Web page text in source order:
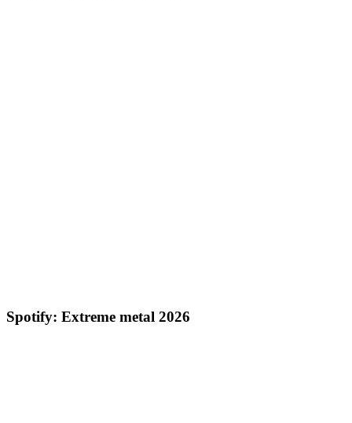
Spotify: Extreme metal 2026